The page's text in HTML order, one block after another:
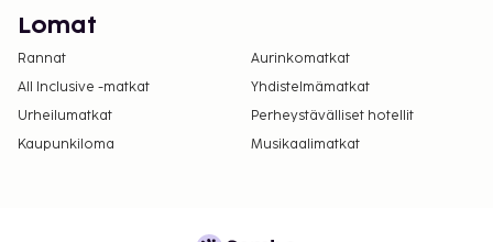
Lomat
Rannat
Aurinkomatkat
All Inclusive -matkat
Yhdistelmämatkat
Urheilumatkat
Perheystävälliset hotellit
Kaupunkiloma
Musikaalimatkat